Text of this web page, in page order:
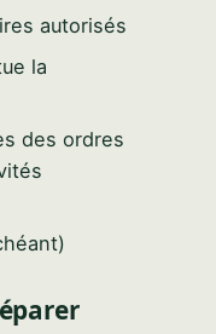
autorisés
la
des ordres